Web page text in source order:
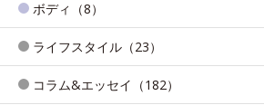
ボディ（8）
ライフスタイル（23）
コラム&エッセイ（182）